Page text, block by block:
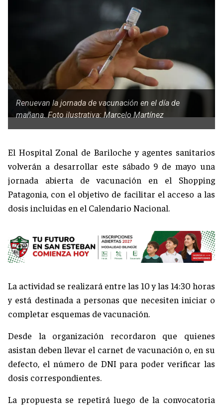
Renuevan la jornada de vacunación en el día de
mañana. Foto ilustrativa: Marcelo Martínez
El Hospital Zonal de Bariloche y agentes sanitarios
volverán a desarrollar este sábado 9 de mayo una
jornada abierta de vacunación en el Shopping
Patagonia, con el objetivo de facilitar el acceso a las
dosis incluidas en el Calendario Nacional.
La actividad se realizará entre las 10 y las 14:30 horas
y está destinada a personas que necesiten iniciar o
completar esquemas de vacunación.
Desde la organización recordaron que quienes
asistan deben llevar el carnet de vacunación o, en su
defecto, el número de DNI para poder verificar las
dosis correspondientes.
La propuesta se repetirá luego de la convocatoria